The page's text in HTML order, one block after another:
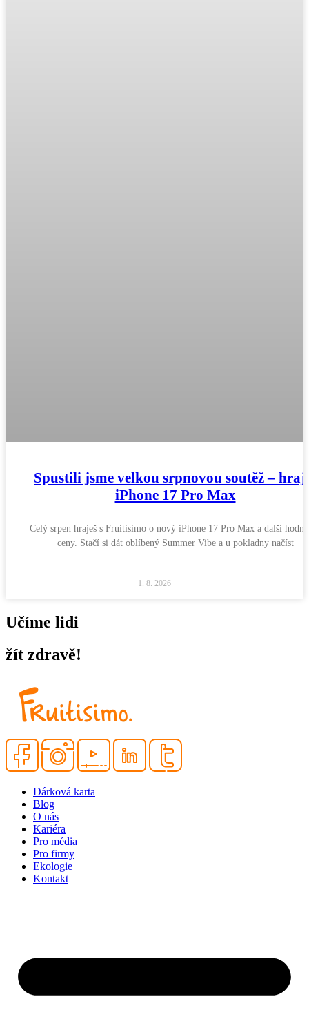
Spustili jsme velkou srpnovou soutěž – hraj
iPhone 17 Pro Max
Celý srpen hraješ s Fruitisimo o nový iPhone 17 Pro Max a další
ceny. Stačí si dát oblíbený Summer Vibe a u pokladny načíst
1. 8. 2026
Učíme lidi
žít zdravě!
Dárková karta
Blog
O nás
Kariéra
Pro média
Pro firmy
Ekologie
Kontakt